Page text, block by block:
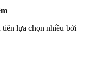
lựa chọn nhiều bởi